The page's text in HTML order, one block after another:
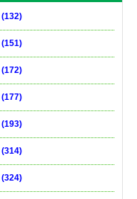
(132)
(151)
(172)
(177)
(193)
(314)
(324)